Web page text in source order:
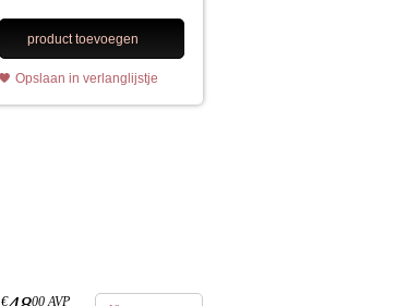
product toevoegen
Opslaan in verlanglijstje
€ 00 AVP